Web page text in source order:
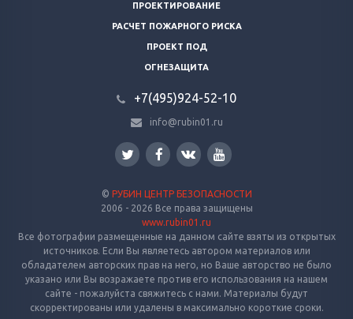
ПРОЕКТИРОВАНИЕ
РАСЧЕТ ПОЖАРНОГО РИСКА
ПРОЕКТ ПОД
ОГНЕЗАЩИТА
+7(495)924-52-10
info@rubin01.ru
© РУБИН ЦЕНТР БЕЗОПАСНОСТИ
2006 - 2026 Все права защищены
www.rubin01.ru
Все фотографии размещенные на данном сайте взяты из открытых
источников. Если Вы являетесь автором материалов или
обладателем авторских прав на него, но Ваше авторство не было
указано или Вы возражаете против его использования на нашем
сайте - пожалуйста свяжитесь с нами. Материалы будут
скорректированы или удалены в максимально короткие сроки.